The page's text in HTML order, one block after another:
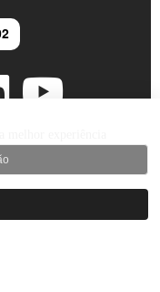
direitos reservados.
Digital